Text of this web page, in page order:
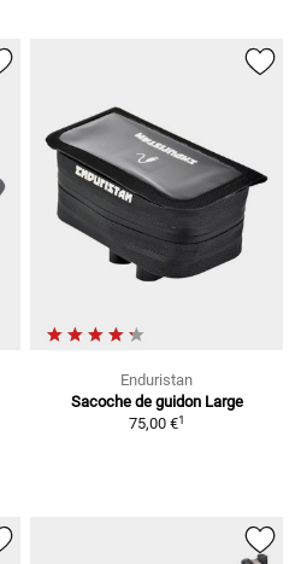
Enduristan
Sacoche de guidon Large
75,00 €1